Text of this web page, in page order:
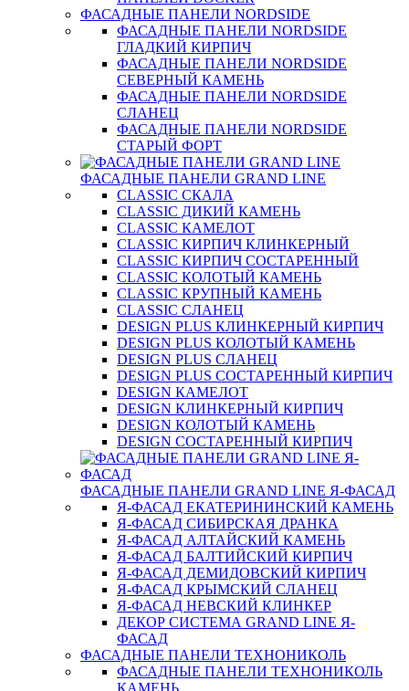
ФАСАДНЫЕ ПАНЕЛИ NORDSIDE
ФАСАДНЫЕ ПАНЕЛИ NORDSIDE
ГЛАДКИЙ КИРПИЧ
ФАСАДНЫЕ ПАНЕЛИ NORDSIDE
СЕВЕРНЫЙ КАМЕНЬ
ФАСАДНЫЕ ПАНЕЛИ NORDSIDE
СЛАНЕЦ
ФАСАДНЫЕ ПАНЕЛИ NORDSIDE
СТАРЫЙ ФОРТ
ФАСАДНЫЕ ПАНЕЛИ GRAND LINE
CLASSIC СКАЛА
CLASSIC ДИКИЙ КАМЕНЬ
CLASSIC КАМЕЛОТ
CLASSIC КИРПИЧ КЛИНКЕРНЫЙ
CLASSIC КИРПИЧ СОСТАРЕННЫЙ
CLASSIC КОЛОТЫЙ КАМЕНЬ
CLASSIC КРУПНЫЙ КАМЕНЬ
CLASSIC СЛАНЕЦ
DESIGN PLUS КЛИНКЕРНЫЙ КИРПИЧ
DESIGN PLUS КОЛОТЫЙ КАМЕНЬ
DESIGN PLUS СЛАНЕЦ
DESIGN PLUS СОСТАРЕННЫЙ КИРПИЧ
DESIGN КАМЕЛОТ
DESIGN КЛИНКЕРНЫЙ КИРПИЧ
DESIGN КОЛОТЫЙ КАМЕНЬ
DESIGN СОСТАРЕННЫЙ КИРПИЧ
ФАСАДНЫЕ ПАНЕЛИ GRAND LINE Я-ФАСАД
Я-ФАСАД ЕКАТЕРИНИНСКИЙ КАМЕНЬ
Я-ФАСАД СИБИРСКАЯ ДРАНКА
Я-ФАСАД АЛТАЙСКИЙ КАМЕНЬ
Я-ФАСАД БАЛТИЙСКИЙ КИРПИЧ
Я-ФАСАД ДЕМИДОВСКИЙ КИРПИЧ
Я-ФАСАД КРЫМСКИЙ СЛАНЕЦ
Я-ФАСАД НЕВСКИЙ КЛИНКЕР
ДЕКОР СИСТЕМА GRAND LINE Я-
ФАСАД
ФАСАДНЫЕ ПАНЕЛИ ТЕХНОНИКОЛЬ
ФАСАДНЫЕ ПАНЕЛИ ТЕХНОНИКОЛЬ
КАМЕНЬ